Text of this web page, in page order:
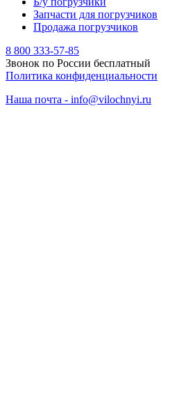
Запчасти для погрузчиков
Продажа погрузчиков
8 800 333-57-85
Звонок по России бесплатный
Политика конфиденциальности
Наша почта - info@vilochnyi.ru